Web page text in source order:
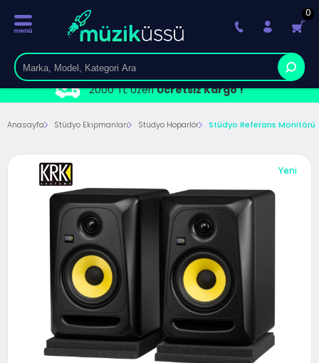
2000 TL ÜzeriÜcretsiz Kargo !
0
Anasayfa Stüdyo Ekipmanları Stüdyo Hoparlör Stüdyo Referans Monitörü
Yeni